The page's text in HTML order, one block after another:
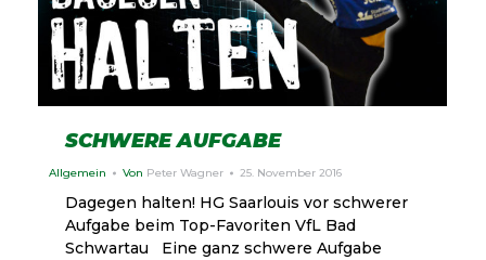
SCHWERE AUFGABE
Allgemein Von Peter Wagner 25. November 2016
Dagegen halten! HG Saarlouis vor schwerer
Aufgabe beim Top-Favoriten VfL Bad
Schwartau Eine ganz schwere Aufgabe